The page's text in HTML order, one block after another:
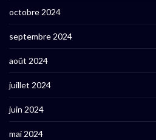
octobre 2024
septembre 2024
août 2024
juillet 2024
juin 2024
mai 2024